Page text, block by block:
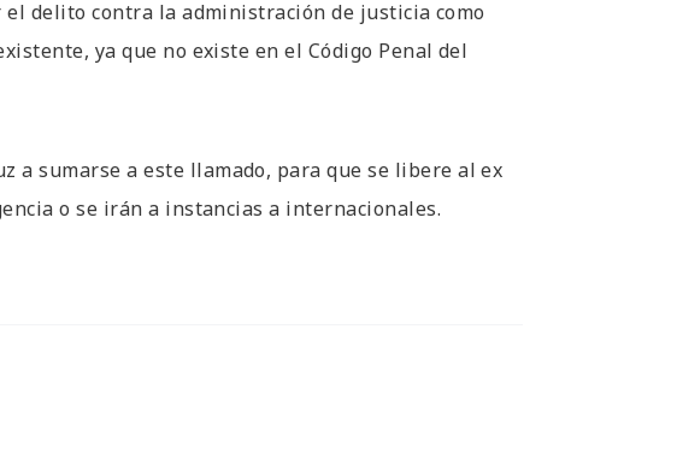
delito contra la administración de justicia como
ya que no existe en el Código Penal del
a sumarse a este llamado, para que se libere al ex
o se irán a instancias a internacionales.